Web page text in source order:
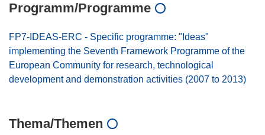
Programm/Programme
FP7-IDEAS-ERC - Specific programme: "Ideas"
implementing the Seventh Framework Programme of the
European Community for research, technological
development and demonstration activities (2007 to 2013)
Thema/Themen